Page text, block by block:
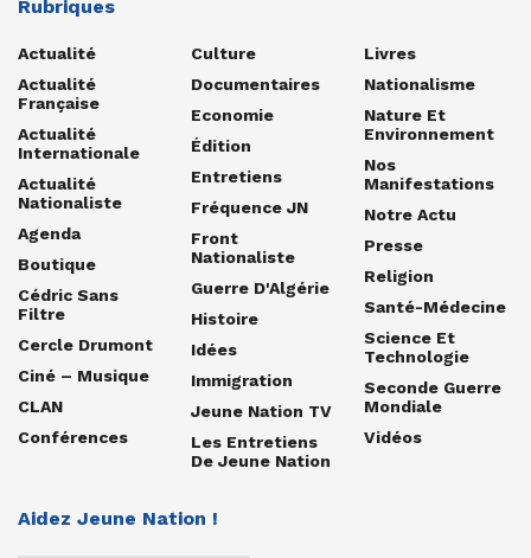
Rubriques
Actualité
Actualité
Française
Actualité
Internationale
Actualité
Nationaliste
Agenda
Boutique
Cédric Sans
Filtre
Cercle Drumont
Ciné – Musique
CLAN
Conférences
Culture
Documentaires
Economie
Édition
Entretiens
Fréquence JN
Front
Nationaliste
Guerre D'Algérie
Histoire
Idées
Immigration
Jeune Nation TV
Les Entretiens
De Jeune Nation
Livres
Nationalisme
Nature Et
Environnement
Nos
Manifestations
Notre Actu
Presse
Religion
Santé-Médecine
Science Et
Technologie
Seconde Guerre
Mondiale
Vidéos
Aidez Jeune Nation !